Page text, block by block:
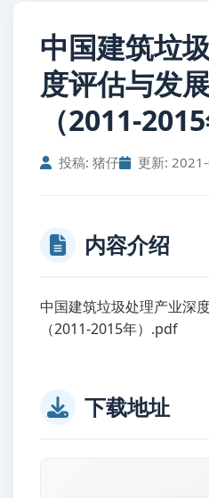
中国建筑垃
度评估与发
（2011-
投稿: 猪仔 更新:
内容介绍
中国建筑垃圾处理产业深
（2011-2015年）.pdf
下载地址